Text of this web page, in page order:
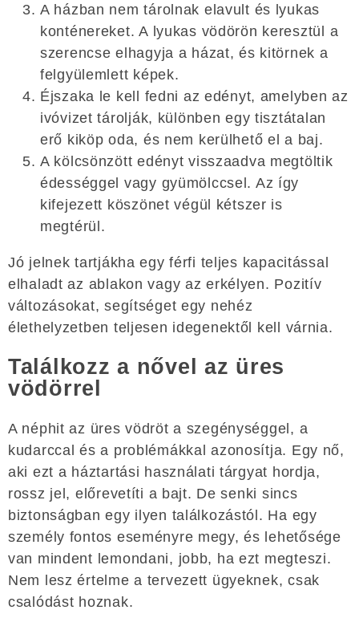
A házban nem tárolnak elavult és lyukas
konténereket. A lyukas vödörön keresztül a
szerencse elhagyja a házat, és kitörnek a
felgyülemlett képek.
Éjszaka le kell fedni az edényt, amelyben az
ivóvizet tárolják, különben egy tisztátalan
erő kiköp oda, és nem kerülhető el a baj.
A kölcsönzött edényt visszaadva megtöltik
édességgel vagy gyümölccsel. Az így
kifejezett köszönet végül kétszer is
megtérül.
Jó jelnek tartjákha egy férfi teljes kapacitással
elhaladt az ablakon vagy az erkélyen. Pozitív
változásokat, segítséget egy nehéz
élethelyzetben teljesen idegenektől kell várnia.
Találkozz a nővel az üres
vödörrel
A néphit az üres vödröt a szegénységgel, a
kudarccal és a problémákkal azonosítja. Egy nő,
aki ezt a háztartási használati tárgyat hordja,
rossz jel, előrevetíti a bajt. De senki sincs
biztonságban egy ilyen találkozástól. Ha egy
személy fontos eseményre megy, és lehetősége
van mindent lemondani, jobb, ha ezt megteszi.
Nem lesz értelme a tervezett ügyeknek, csak
csalódást hoznak.